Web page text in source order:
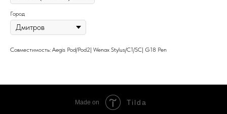
Город
Совместимость: Aegis Pod/Pod2| Wenax Stylus/C1/SC| G18 Pen
Made on Tilda